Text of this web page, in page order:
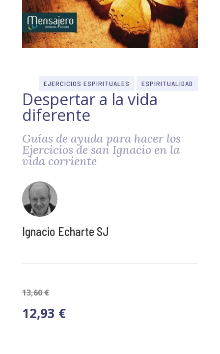
EJERCICIOS ESPIRITUALES ESPIRITUALIDAD
Despertar a la vida
diferente
Guías de ayuda para hacer los
Ejercicios de san Ignacio en la
vida corriente
Ignacio Echarte SJ
13,60€
12,93 €